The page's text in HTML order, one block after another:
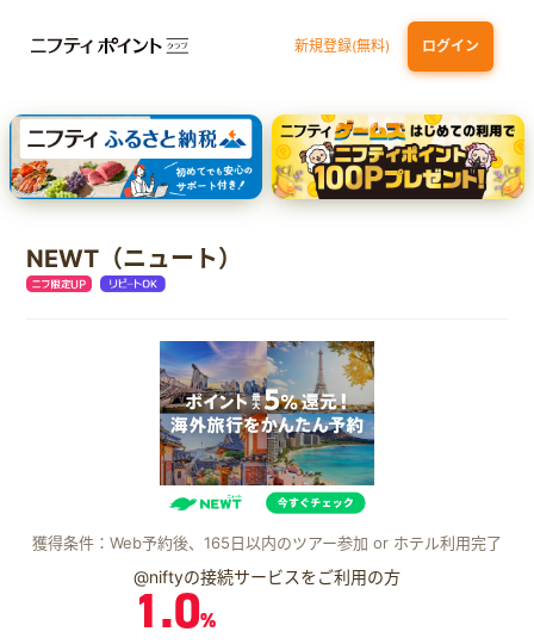
新規登録(無料) ログイン
dカード 九州カードNEXT JCB ORIGINAL SERIES：JCBカード S
三井住友カード ゴールド（NL）（家族カード発行）
【実質初月無料】DMM | Disney+(ディズニープラス) セットプラン
NEWT（ニュート）
獲得条件：Web予約後、165日以内のツアー参加 or ホテル利用完了
@niftyの接続サービスをご利用の方
1.0%